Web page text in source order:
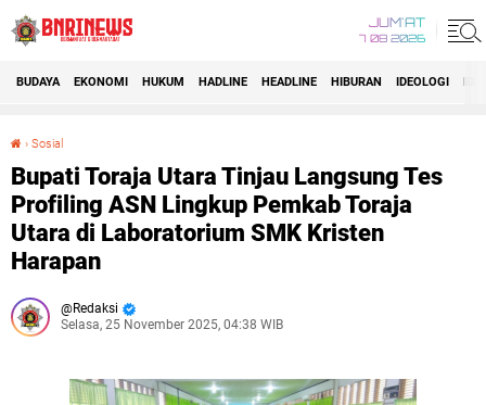
JUM'AT
7 08 2026
BUDAYA EKONOMI HUKUM HADLINE HEADLINE HIBURAN IDEOLOGI
› Sosial
Bupati Toraja Utara Tinjau Langsung Tes
Profiling ASN Lingkup Pemkab Toraja
Utara di Laboratorium SMK Kristen
Harapan
Redaksi
Selasa, 25 November 2025, 04:38 WIB